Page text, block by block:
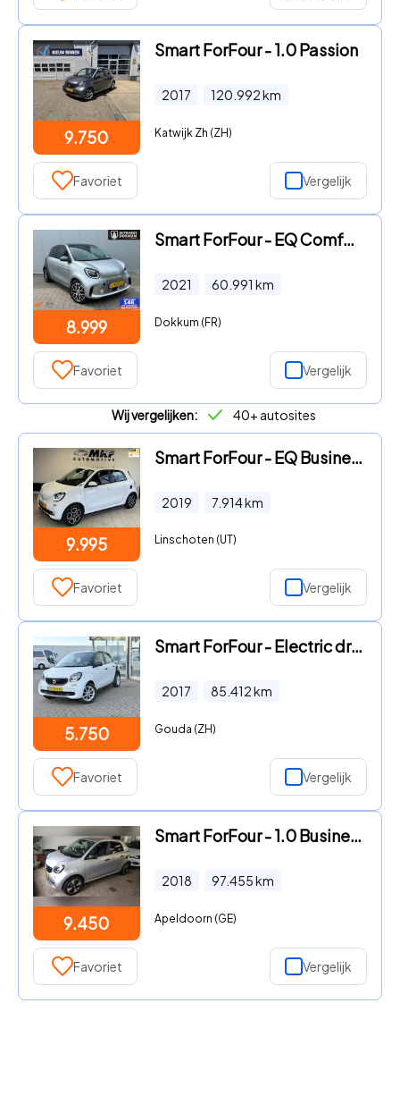
9.750
Smart ForFour - 1.0 Passion
2017 120.992km
Katwijk Zh (ZH)
Favoriet Vergelijk
8.999
Smart ForFour - EQ Comfort PLUS 18 kWh Stoelverw voor+achter
2021 60.991 km
Dokkum (FR)
Favoriet Vergelijk
Wij vergelijken: 40+ autosites
9.995
Smart ForFour - EQ Business Solution 18 kWh 2019 ECC/LEER/NAP
2019 7.914km
Linschoten (UT)
Favoriet Vergelijk
5.750
Smart ForFour - Electric drive pure Automaat
2017 85.412km
Gouda (ZH)
Favoriet Vergelijk
9.450
Smart ForFour - 1.0 Business Solution Airco, Cruise Controll
2018 97.455km
Apeldoorn (GE)
Favoriet Vergelijk